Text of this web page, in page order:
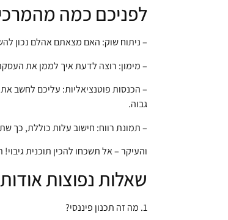
לפניכם כמה
– ניתוח שוק: האם מצאתם אהלם נכון
– מימון: רוצה לדעת איך לממן את
– הכנסות פוטנציאליות: עליכם לחשב
גבוה.
– תמונת רווח: חישוב עלות כוללת,
והעיקר – אל תשכחו להכין תוכנית
שאלות נפוצות
1. מה זה תכנון פיננסי?